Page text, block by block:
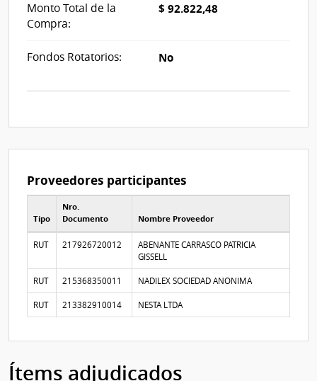
Monto Total de la
Compra:
$ 92.822,48
Fondos Rotatorios: No
Proveedores participantes
Tipo
Nro.
Documento
Nombre Proveedor
RUT 217926720012
ABENANTE CARRASCO PATRICIA
GISSELL
RUT 215368350011 NADILEX SOCIEDAD ANONIMA
RUT 213382910014 NESTA LTDA
Ítems adjudicados